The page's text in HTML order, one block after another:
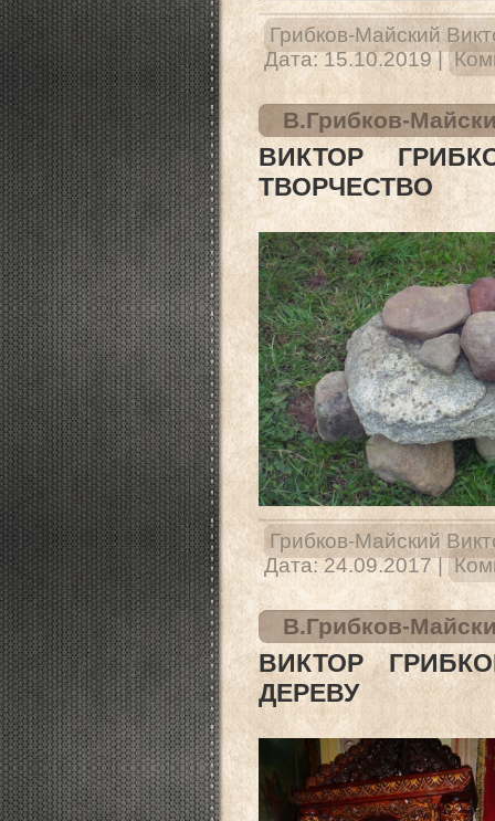
Грибков-Майский
Дата: 15.10.2019 |
В.Грибков-
ВИКТОР
ТВОРЧЕСТВО
Грибков-Майский
Дата: 24.09.2017 |
В.Грибков-
ВИКТОР
ДЕРЕВУ